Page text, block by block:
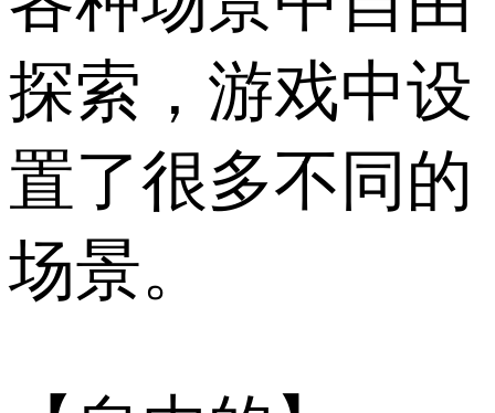
探索，游戏中设
置了很多不同的
场景。